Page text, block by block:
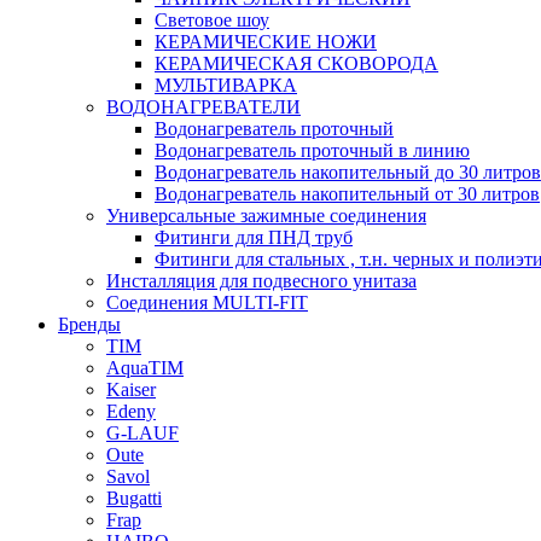
Световое шоу
КЕРАМИЧЕСКИЕ НОЖИ
КЕРАМИЧЕСКАЯ СКОВОРОДА
МУЛЬТИВАРКА
ВОДОНАГРЕВАТЕЛИ
Водонагреватель проточный
Водонагреватель проточный в линию
Водонагреватель накопительный до 30 литров
Водонагреватель накопительный от 30 литров
Универсальные зажимные соединения
Фитинги для ПНД труб
Фитинги для стальных , т.н. черных и
Инсталляция для подвесного унитаза
Соединения MULTI-FIT
Бренды
TIM
AquaTIM
Kaiser
Edeny
G-LAUF
Oute
Savol
Bugatti
Frap